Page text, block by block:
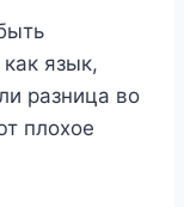
язык,
разница во
плохое